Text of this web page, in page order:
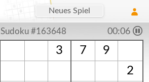
Neues Spiel
Sudoku #163648 00:06
3 7
9
2